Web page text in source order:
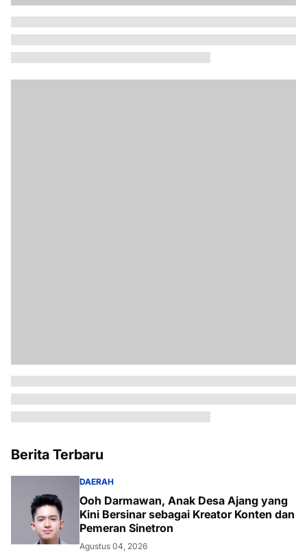
Berita Terbaru
DAERAH
Ooh Darmawan, Anak Desa Ajang yang
Kini Bersinar sebagai Kreator Konten dan
Pemeran Sinetron
Agustus 04, 2026